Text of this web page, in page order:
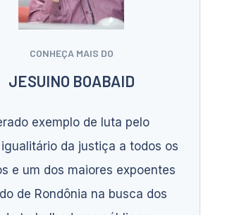
CONHEÇA MAIS DO
JESUINO BOABAID
exemplo de luta pelo
da justiça a todos os
e um dos maiores expoentes
de Rondônia na busca dos